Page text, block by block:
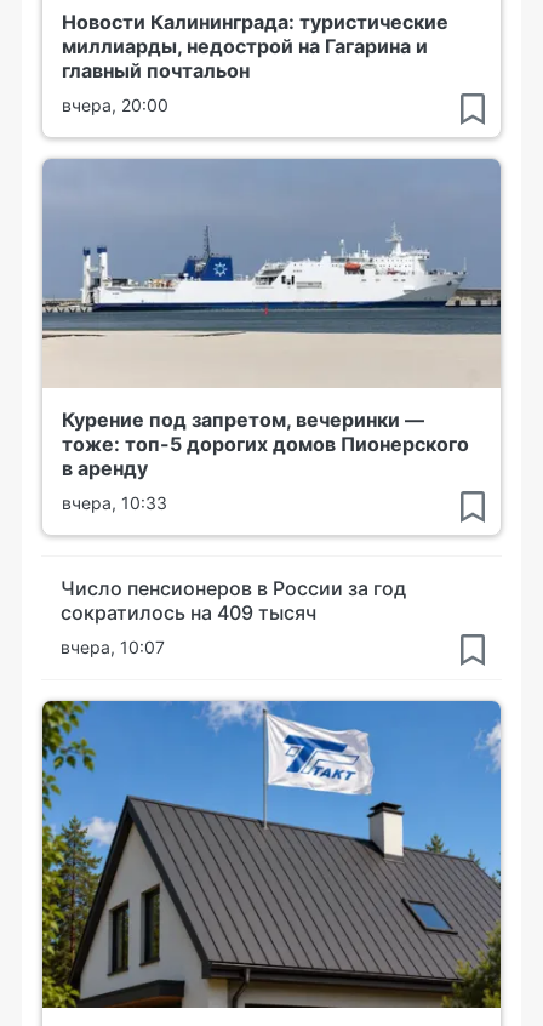
Новости Калининграда: туристические
миллиарды, недострой на Гагарина и
главный почтальон
вчера, 20:00
Курение под запретом, вечеринки —
тоже: топ-5 дорогих домов Пионерского
в аренду
вчера, 10:33
Число пенсионеров в России за год
сократилось на 409 тысяч
вчера, 10:07